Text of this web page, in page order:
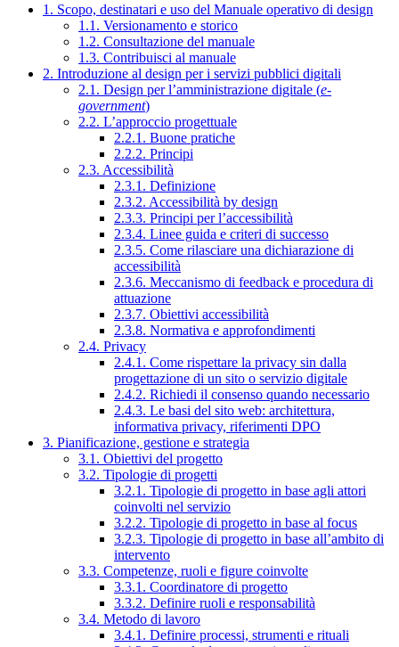
1. Scopo, destinatari e uso del Manuale operativo di design
1.1. Versionamento e storico
1.2. Consultazione del manuale
1.3. Contribuisci al manuale
2. Introduzione al design per i servizi pubblici digitali
2.1. Design per l’amministrazione digitale (e-
government)
2.2. L’approccio progettuale
2.2.1. Buone pratiche
2.2.2. Principi
2.3. Accessibilità
2.3.1. Definizione
2.3.2. Accessibilità by design
2.3.3. Principi per l’accessibilità
2.3.4. Linee guida e criteri di successo
2.3.5. Come rilasciare una dichiarazione di
accessibilità
2.3.6. Meccanismo di feedback e procedura di
attuazione
2.3.7. Obiettivi accessibilità
2.3.8. Normativa e approfondimenti
2.4. Privacy
2.4.1. Come rispettare la privacy sin dalla
progettazione di un sito o servizio digitale
2.4.2. Richiedi il consenso quando necessario
2.4.3. Le basi del sito web: architettura,
informativa privacy, riferimenti DPO
3. Pianificazione, gestione e strategia
3.1. Obiettivi del progetto
3.2. Tipologie di progetti
3.2.1. Tipologie di progetto in base agli attori
coinvolti nel servizio
3.2.2. Tipologie di progetto in base al focus
3.2.3. Tipologie di progetto in base all’ambito di
intervento
3.3. Competenze, ruoli e figure coinvolte
3.3.1. Coordinatore di progetto
3.3.2. Definire ruoli e responsabilità
3.4. Metodo di lavoro
3.4.1. Definire processi, strumenti e rituali